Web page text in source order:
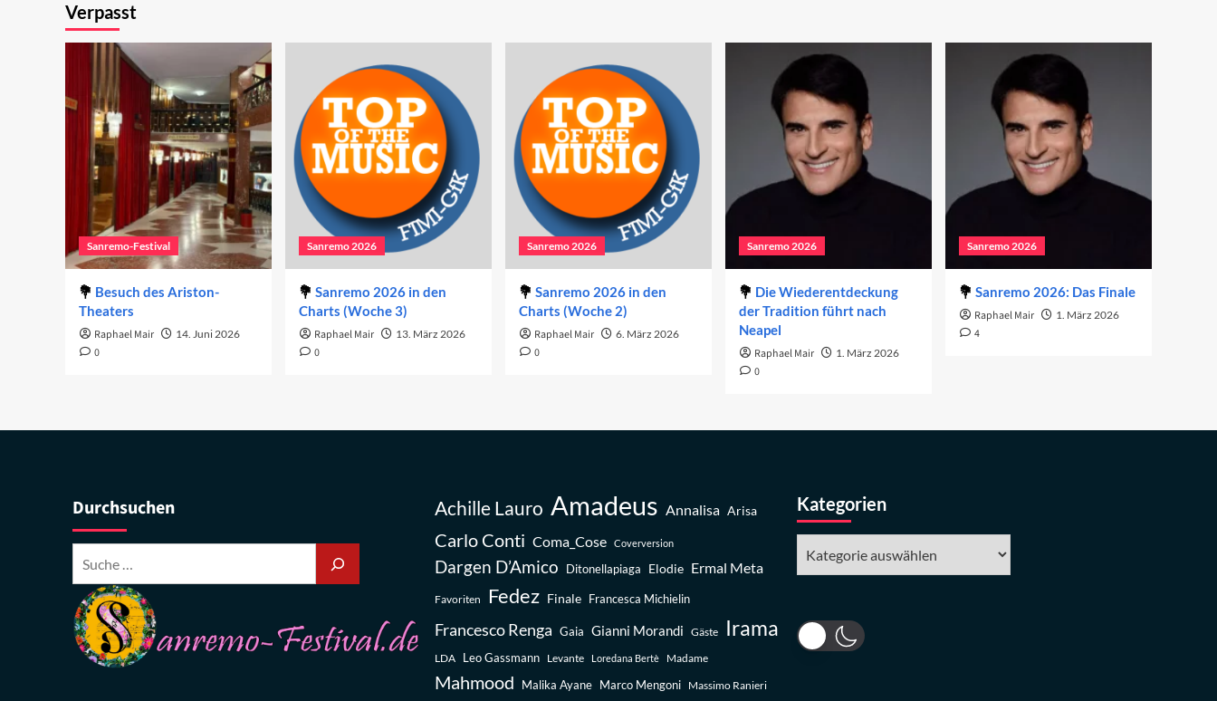
Verpasst
Sanremo-Festival
Besuch des Ariston-
Theaters
Raphael Mair 14. Juni 2026
0
Sanremo 2026
Sanremo 2026 in den
Charts (Woche 3)
Raphael Mair 13. März 2026
0
Sanremo 2026
Sanremo 2026 in den
Charts (Woche 2)
Raphael Mair 6. März 2026
0
Sanremo 2026
Die Wiederentdeckung
der Tradition führt nach
Neapel
Raphael Mair 1. März 2026
0
Sanremo 2026
Sanremo 2026: Das Finale
Raphael Mair 1. März 2026
4
Durchsuchen Achille Lauro Amadeus Annalisa Arisa
Carlo Conti Coma_Cose Coverversion
Dargen D’Amico Ditonellapiaga Elodie Ermal Meta
Favoriten Fedez Finale Francesca Michielin
Francesco Renga Gaia Gianni Morandi Gäste Irama
LDA Leo Gassmann Levante Loredana Bertè Madame
Mahmood Malika Ayane Marco Mengoni Massimo Ranieri
Kategorien